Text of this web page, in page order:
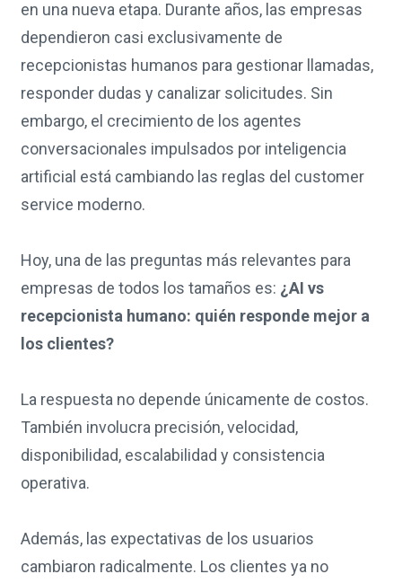
en una nueva etapa. Durante años, las empresas
dependieron casi exclusivamente de
recepcionistas humanos para gestionar llamadas,
responder dudas y canalizar solicitudes. Sin
embargo, el crecimiento de los agentes
conversacionales impulsados por inteligencia
artificial está cambiando las reglas del customer
service moderno.
Hoy, una de las preguntas más relevantes para
empresas de todos los tamaños es: ¿AI vs
recepcionista humano: quién responde mejor a
los clientes?
La respuesta no depende únicamente de costos.
También involucra precisión, velocidad,
disponibilidad, escalabilidad y consistencia
operativa.
Además, las expectativas de los usuarios
cambiaron radicalmente. Los clientes ya no